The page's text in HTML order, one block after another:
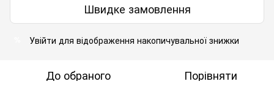
Швидке замовлення
Увійти для відображення накопичувальної знижки
До обраного Порівняти